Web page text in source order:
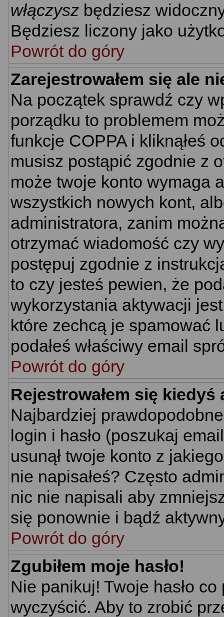
włączysz będziesz
Będziesz liczony jako
Powrót do góry
Zarejestrowałem się ale
Na początek sprawdź czy
porządku to problemem
funkcje COPPA i kliknąłeś
musisz postąpić zgodnie z
może twoje konto wymaga
wszystkich nowych kont,
administratora, zanim
otrzymać wiadomość czy
postępuj zgodnie z
to czy jesteś pewien, że
wykorzystania aktywacji
które zechcą je spamować
podałeś właściwy email
Powrót do góry
Rejestrowałem się
Najbardziej
login i hasło (poszukaj
usunął twoje konto z
nie napisałeś? Często
nic nie napisali aby
się ponownie i bądź
Powrót do góry
Zgubiłem moje hasło!
Nie panikuj! Twoje hasło
wyczyścić. Aby to zrobić